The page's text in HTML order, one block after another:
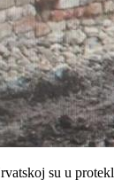
su u